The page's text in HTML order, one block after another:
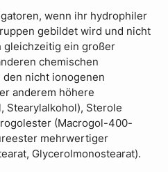
wenn ihr hydrophiler
gebildet wird und nicht
gleichzeitig ein großer
chemischen
den nicht ionogenen
anderem höhere
Stearylalkohol), Sterole
(Macrogol-400-
mehrwertiger
Glycerolmonostearat).